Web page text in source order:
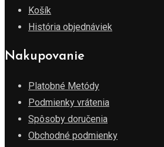
Košík
História objednáviek
Nakupovanie
Platobné Metódy
Podmienky vrátenia
Spôsoby doručenia
Obchodné podmienky